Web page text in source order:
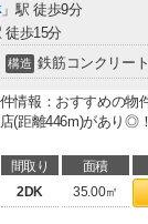
」駅 徒歩9分
徒歩15分
構造 鉄筋コンクリート
情報：おすすめの物
(距離446m)があり◎
間取り 面積
2DK 35.00㎡